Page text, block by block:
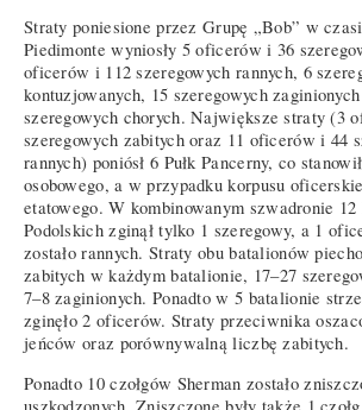
Straty poniesione przez Grupę „Bob” w
Piedimonte wyniosły 5 oficerów i 36
oficerów i 112 szeregowych rannych, 6
kontuzjowanych, 15 szeregowych
szeregowych chorych. Największe straty (3
szeregowych zabitych oraz 11 oficerów i 44
rannych) poniósł 6 Pułk Pancerny, co
osobowego, a w przypadku korpusu
etatowego. W kombinowanym szwadronie 12
Podolskich zginął tylko 1 szeregowy, a 1
zostało rannych. Straty obu batalionów
zabitych w każdym batalionie, 17–27
7–8 zaginionych. Ponadto w 5 batalionie
zginęło 2 oficerów. Straty przeciwnika
jeńców oraz porównywalną liczbę zabitych.
Ponadto 10 czołgów Sherman zostało